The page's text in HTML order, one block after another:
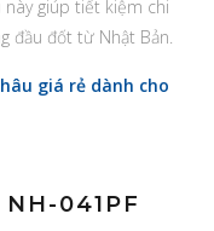
giúp tiết kiệm chi
đầu đốt từ Nhật Bản.
giá rẻ dành cho
041PF